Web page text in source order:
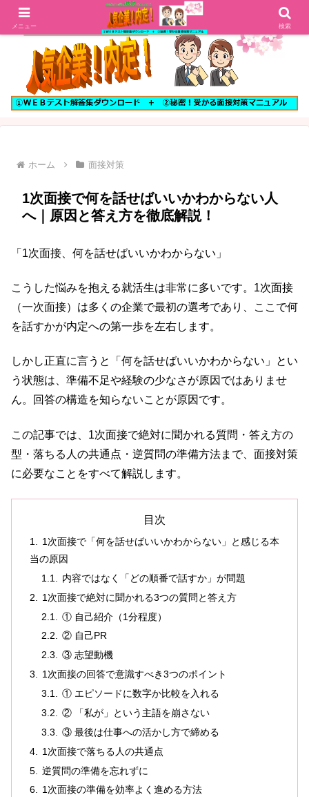
ホーム 面接対策
1次面接で何を話せばいいかわからない人
へ｜原因と答え方を徹底解説！
「1次面接、何を話せばいいかわからない」
こうした悩みを抱える就活生は非常に多いです。1次面接
（一次面接）は多くの企業で最初の選考であり、ここで何
を話すかが内定への第一歩を左右します。
しかし正直に言うと「何を話せばいいかわからない」とい
う状態は、準備不足や経験の少なさが原因ではありませ
ん。回答の構造を知らないことが原因です。
この記事では、1次面接で絶対に聞かれる質問・答え方の
型・落ちる人の共通点・逆質問の準備方法まで、面接対策
に必要なことをすべて解説します。
目次
1次面接で「何を話せばいいかわからない」と感じる本
当の原因
内容ではなく「どの順番で話すか」が問題
1次面接で絶対に聞かれる3つの質問と答え方
① 自己紹介（1分程度）
② 自己PR
③ 志望動機
1次面接の回答で意識すべき3つのポイント
① エピソードに数字か比較を入れる
② 「私が」という主語を崩さない
③ 最後は仕事への活かし方で締める
1次面接で落ちる人の共通点
逆質問の準備を忘れずに
1次面接の準備を効率よく進める方法
メニュー 検索